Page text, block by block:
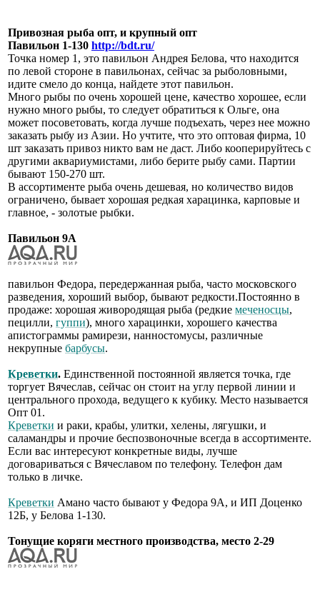
Привозная рыба опт, и крупный опт
Павильон 1-130 http://bdt.ru/
Точка номер 1, это павильон Андрея Белова, что находится
по левой стороне в павильонах, сейчас за рыболовными,
идите смело до конца, найдете этот павильон.
Много рыбы по очень хорошей цене, качество хорошее, если
нужно много рыбы, то следует обратиться к Ольге, она
может посоветовать, когда лучше подъехать, через нее можно
заказать рыбу из Азии. Но учтите, что это оптовая фирма, 10
шт заказать привоз никто вам не даст. Либо кооперируйтесь с
другими аквариумистами, либо берите рыбу сами. Партии
бывают 150-270 шт.
В ассортименте рыба очень дешевая, но количество видов
ограничено, бывает хорошая редкая харацинка, карповые и
главное, - золотые рыбки.
Павильон 9А
павильон Федора, передержанная рыба, часто московского
разведения, хороший выбор, бывают редкости.Постоянно в
продаже: хорошая живородящая рыба (редкие меченосцы,
пецилли, гуппи), много харацинки, хорошего качества
апистограммы рамирези, нанностомусы, различные
некрупные барбусы.
Креветки. Единственной постоянной является точка, где
торгует Вячеслав, сейчас он стоит на углу первой линии и
центрального прохода, ведущего к кубику. Место называется
Опт 01.
Креветки и раки, крабы, улитки, хелены, лягушки, и
саламандры и прочие беспозвоночные всегда в ассортименте.
Если вас интересуют конкретные виды, лучше
договариваться с Вячеславом по телефону. Телефон дам
только в личке.
Креветки Амано часто бывают у Федора 9А, и ИП Доценко
12Б, у Белова 1-130.
Тонущие коряги местного производства, место 2-29